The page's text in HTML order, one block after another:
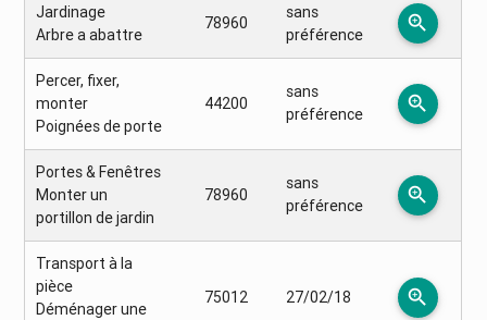
Jardinage
Arbre a abattre
78960
sans
préférence
zoom_in
Percer, fixer,
monter
Poignées de porte
44200
sans
préférence
zoom_in
Portes & Fenêtres
Monter un
portillon de jardin
78960
sans
préférence
zoom_in
Transport à la
pièce
Déménager une
75012 27/02/18 zoom_in